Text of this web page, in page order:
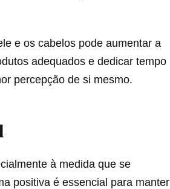
e os cabelos pode aumentar a
adequados e dedicar tempo
percepção de si mesmo.
à medida que se
positiva é essencial para manter